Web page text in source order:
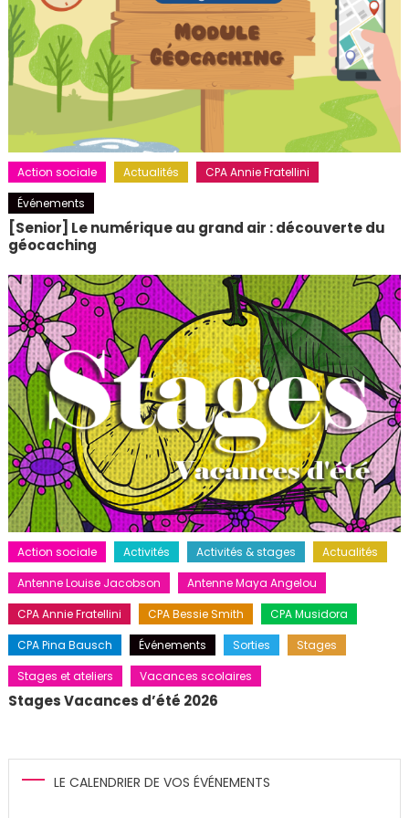
Action sociale Actualités
CPA Annie Fratellini
Événements
[Senior] Le numérique au grand air : découverte du
géocaching
Action sociale Activités Activités & stages
Actualités
Antenne Louise Jacobson
Antenne Maya Angelou
CPA Annie Fratellini
CPA Bessie Smith
CPA Musidora
CPA Pina Bausch
Événements Sorties
Stages
Stages et ateliers
Vacances scolaires
Stages Vacances d’été 2026
LE CALENDRIER DE VOS ÉVÉNEMENTS